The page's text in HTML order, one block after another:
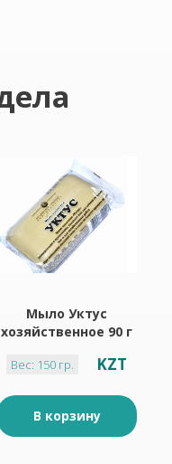
Мыло Уктус
хозяйственное 90 г
Вес: 150 гр. KZT
В корзину